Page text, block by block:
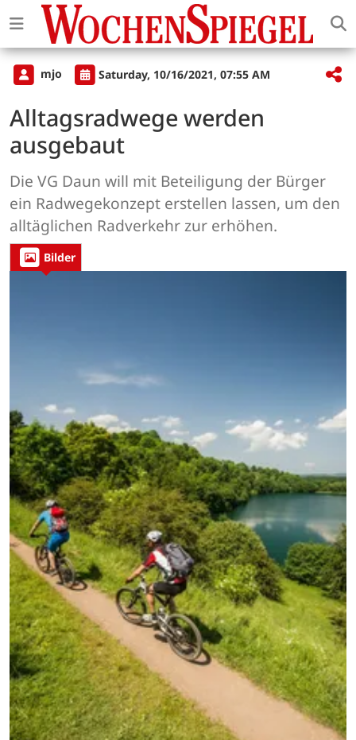
mjo Saturday, 10/16/2021, 07:55 AM
Alltagsradwege werden
ausgebaut
Die VG Daun will mit Beteiligung der Bürger
ein Radwegekonzept erstellen lassen, um den
alltäglichen Radverkehr zur erhöhen.
Bilder